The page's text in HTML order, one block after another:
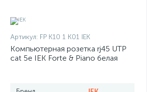
Артикул: FP K10 1 K01 IEK
Компьютерная розетка rj45 UTP
cat 5e IEK Forte & Piano белая